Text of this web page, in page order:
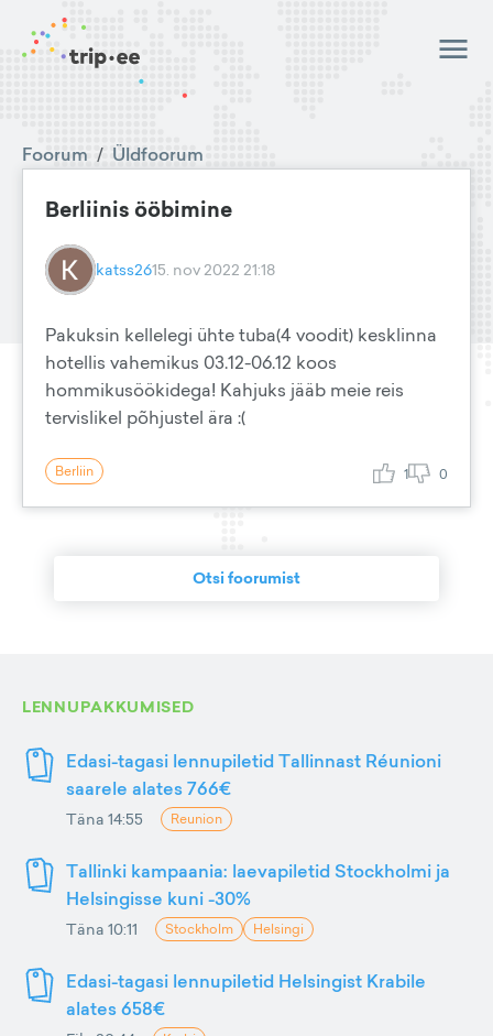
Foorum / Üldfoorum
Berliinis ööbimine
katss2615. nov 2022 21:18
Pakuksin kellelegi ühte tuba(4 voodit) kesklinna
hotellis vahemikus 03.12-06.12 koos
hommikusöökidega! Kahjuks jääb meie reis
tervislikel põhjustel ära :(
Berliin 1 0
Otsi foorumist
LENNUPAKKUMISED
Edasi-tagasi lennupiletid Tallinnast Réunioni
saarele alates 766€
Täna 14:55 Reunion
Tallinki kampaania: laevapiletid Stockholmi ja
Helsingisse kuni -30%
Täna 10:11 Stockholm Helsingi
Edasi-tagasi lennupiletid Helsingist Krabile
alates 658€